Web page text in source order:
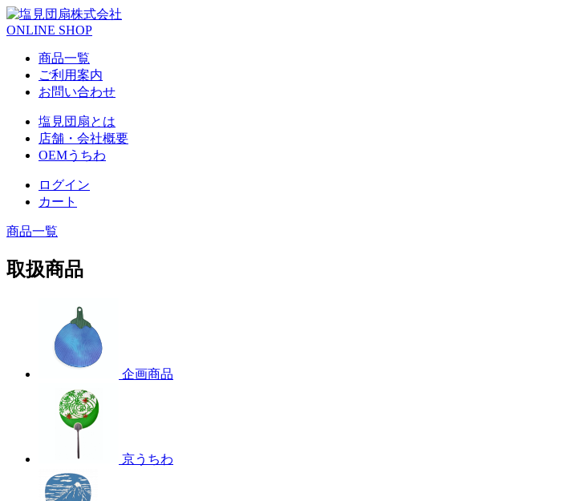
ONLINE SHOP
商品一覧
ご利用案内
お問い合わせ
塩見団扇とは
店舗・会社概要
OEMうちわ
ログイン
カート
商品一覧
取扱商品
企画商品
京うちわ